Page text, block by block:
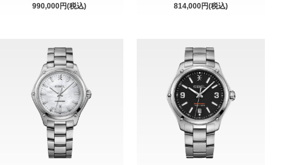
990,000円(税込)
814,000円(税込)